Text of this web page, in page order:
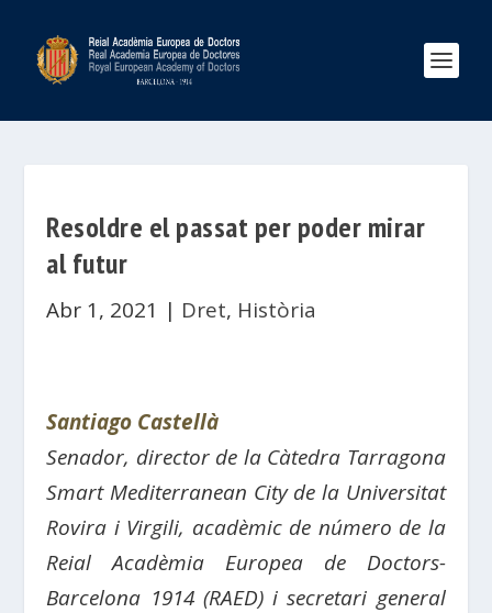
Resoldre el passat per poder mirar
al futur
Abr 1, 2021 | Dret, Història
Santiago Castellà
Senador, director de la Càtedra Tarragona
Smart Mediterranean City de la Universitat
Rovira i Virgili, acadèmic de número de la
Reial Acadèmia Europea de Doctors-
Barcelona 1914 (RAED) i secretari general